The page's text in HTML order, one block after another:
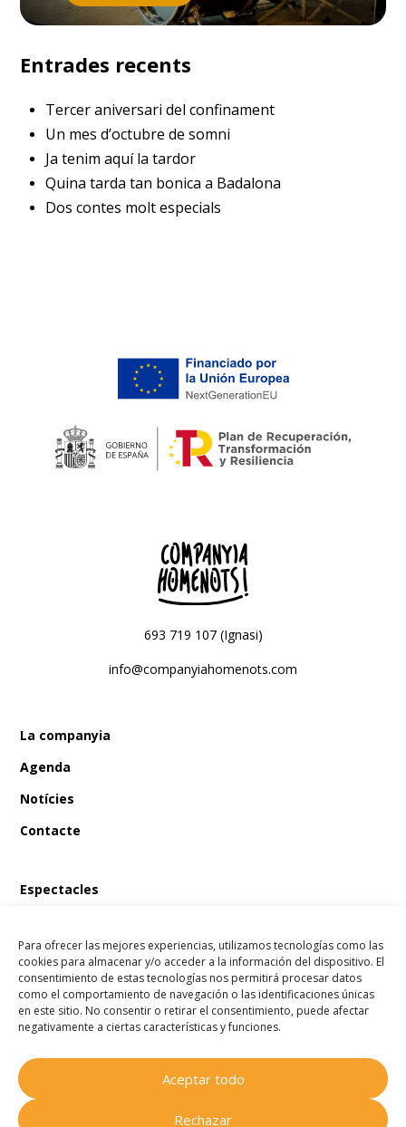
Para ofrecer las mejores experiencias, utilizamos tecnologías como las
cookies para almacenar y/o acceder a la información del dispositivo. El
consentimiento de estas tecnologías nos permitirá procesar datos
como el comportamiento de navegación o las identificaciones únicas
en este sitio. No consentir o retirar el consentimiento, puede afectar
negativamente a ciertas características y funciones.
Aceptar todo
Rechazar
Entrades recents
Tercer aniversari del confinament
Un mes d’octubre de somni
Ja tenim aquí la tardor
Quina tarda tan bonica a Badalona
Dos contes molt especials
693 719 107 (Ignasi)
info@companyiahomenots.com
La companyia
Agenda
Notícies
Contacte
Espectacles
En Bum i el llibre màgic de les fades
En Bum i l’estel dels desitjos
En Bum i el secret de l’amistat